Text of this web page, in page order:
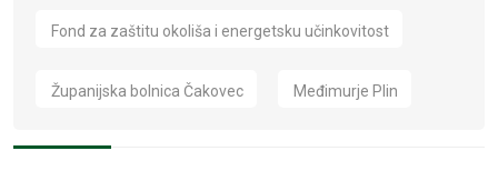
Fond za zaštitu okoliša i energetsku učinkovitost
Županijska bolnica Čakovec Međimurje Plin